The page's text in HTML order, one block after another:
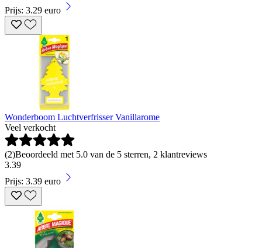
Prijs: 3.29 euro
Wonderboom Luchtverfrisser Vanillarome
Veel verkocht
(2)Beoordeeld met 5.0 van de 5 sterren, 2 klantreviews
3.39
Prijs: 3.39 euro